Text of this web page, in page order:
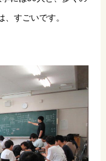
すごいです。